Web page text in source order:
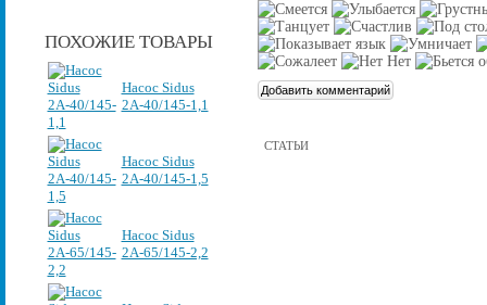
ПОХОЖИЕ ТОВАРЫ
Насос Sidus
2А-40/145-1,1
Насос Sidus
2А-40/145-1,5
Насос Sidus
2А-65/145-2,2
СТАТЬИ